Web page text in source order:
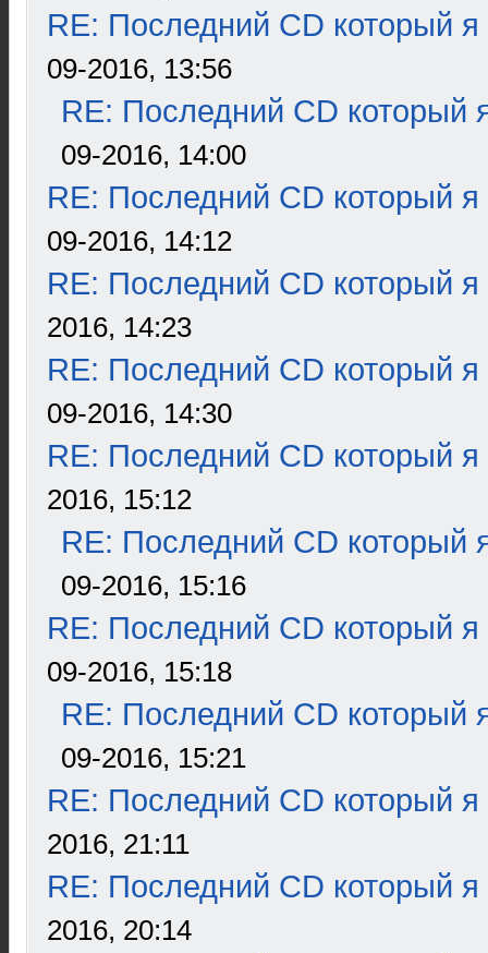
RE: Последний CD который я
09-2016, 13:56
RE: Последний CD который
09-2016, 14:00
RE: Последний CD который я
09-2016, 14:12
RE: Последний CD который я
2016, 14:23
RE: Последний CD который я
09-2016, 14:30
RE: Последний CD который я
2016, 15:12
RE: Последний CD который
09-2016, 15:16
RE: Последний CD который я
09-2016, 15:18
RE: Последний CD который
09-2016, 15:21
RE: Последний CD который я
2016, 21:11
RE: Последний CD который я
2016, 20:14